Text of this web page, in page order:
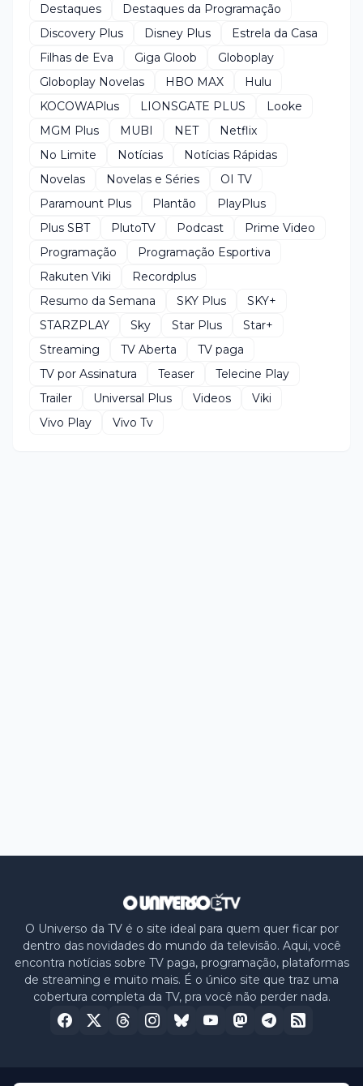
Destaques
Destaques da Programação
Discovery Plus
Disney Plus
Estrela da Casa
Filhas de Eva
Giga Gloob
Globoplay
Globoplay Novelas
HBO MAX
Hulu
KOCOWAPlus
LIONSGATE PLUS
Looke
MGM Plus
MUBI NET
Netflix
No Limite
Notícias
Notícias Rápidas
Novelas
Novelas e Séries
OI TV
Paramount Plus
Plantão
PlayPlus
Plus SBT
PlutoTV Podcast
Prime Video
Programação
Programação Esportiva
Rakuten Viki
Recordplus
Resumo da Semana
SKY Plus
SKY+
STARZPLAY
Sky Star Plus
Star+
Streaming
TV Aberta
TV paga
TV por Assinatura
Teaser
Telecine Play
Trailer
Universal Plus Videos
Viki
Vivo Play
Vivo Tv
O Universo da TV é o site ideal para quem quer ficar por
dentro das novidades do mundo da televisão. Aqui, você
encontra notícias sobre TV paga, programação, plataformas
de streaming e muito mais. É o único site que traz uma
cobertura completa da TV, pra você não perder nada.